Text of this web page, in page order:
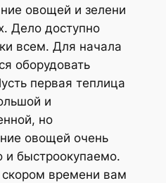
овощей и зелени
Дело доступно
всем. Для начала
оборудовать
первая теплица
и
но
овощей очень
и быстроокупаемо.
времени вам